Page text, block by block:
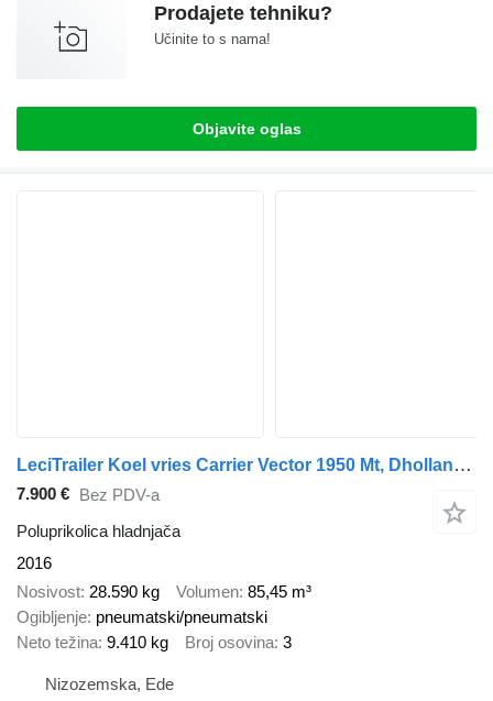
Prodajete tehniku?
Učinite to s nama!
Objavite oglas
LeciTrailer Koel vries Carrier Vector 1950 Mt, Dhollandia
7.900 € Bez PDV-a
Poluprikolica hladnjača
2016
Nosivost 28.590 kg Volumen 85,45 m³
Ogibljenje pneumatski/pneumatski
Neto težina 9.410 kg Broj osovina 3
Nizozemska, Ede